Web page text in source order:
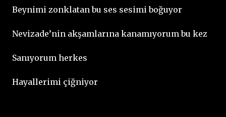
Beynimi zonklatan bu ses sesimi boğuyor
Nevizade’nin akşamlarına kanamıyorum bu kez
Sanıyorum herkes
Hayallerimi çiğniyor